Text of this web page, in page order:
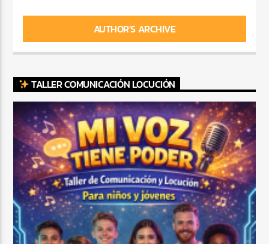
AUTHOR'S ARCHIVE
TALLER COMUNICACIÓN LOCUCIÓN